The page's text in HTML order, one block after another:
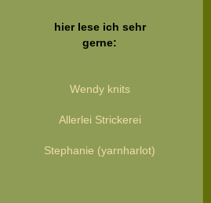
hier lese ich sehr
gerne:
Wendy knits
Allerlei Strickerei
Stephanie (yarnharlot)